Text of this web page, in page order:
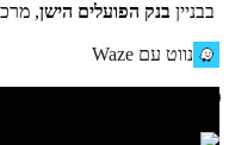
בבניין בנק הפועלים הישן,
נווט עם Waze